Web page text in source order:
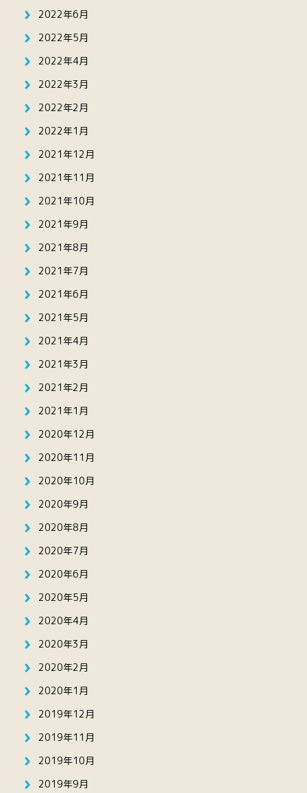
2022年6月
2022年5月
2022年4月
2022年3月
2022年2月
2022年1月
2021年12月
2021年11月
2021年10月
2021年9月
2021年8月
2021年7月
2021年6月
2021年5月
2021年4月
2021年3月
2021年2月
2021年1月
2020年12月
2020年11月
2020年10月
2020年9月
2020年8月
2020年7月
2020年6月
2020年5月
2020年4月
2020年3月
2020年2月
2020年1月
2019年12月
2019年11月
2019年10月
2019年9月